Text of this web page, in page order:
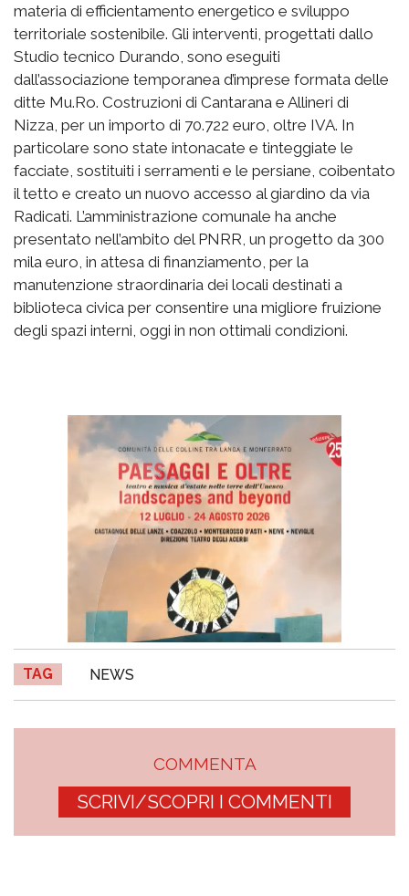
materia di efficientamento energetico e sviluppo
territoriale sostenibile. Gli interventi, progettati dallo
Studio tecnico Durando, sono eseguiti
dall’associazione temporanea d’imprese formata delle
ditte Mu.Ro. Costruzioni di Cantarana e Allineri di
Nizza, per un importo di 70.722 euro, oltre IVA. In
particolare sono state intonacate e tinteggiate le
facciate, sostituiti i serramenti e le persiane, coibentato
il tetto e creato un nuovo accesso al giardino da via
Radicati. L’amministrazione comunale ha anche
presentato nell’ambito del PNRR, un progetto da 300
mila euro, in attesa di finanziamento, per la
manutenzione straordinaria dei locali destinati a
biblioteca civica per consentire una migliore fruizione
degli spazi interni, oggi in non ottimali condizioni.
TAG NEWS
COMMENTA
SCRIVI/SCOPRI I COMMENTI